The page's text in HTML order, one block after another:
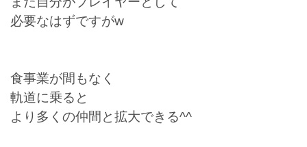
必要なはずですがw
食事業が間もなく
軌道に乗ると
より多くの仲間と拡大できる^^